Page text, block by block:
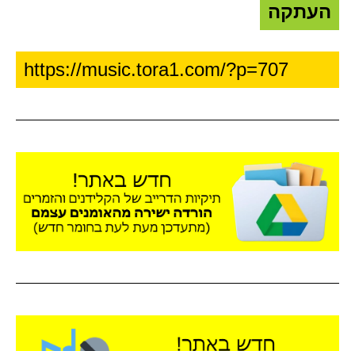
העתקה